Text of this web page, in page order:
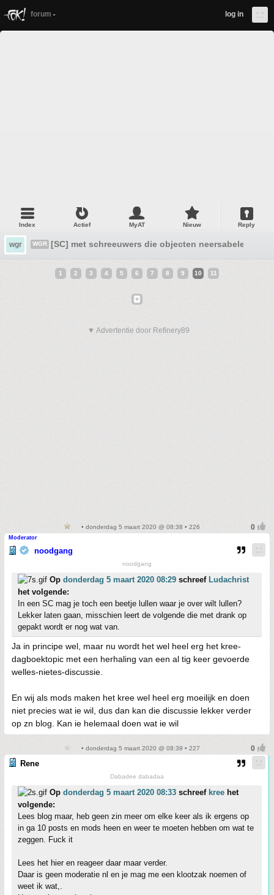
forum log in
Index Actief MyAT Nieuw Reply
wgr WGR [SC] met schreeuwers die objecten neersabelen
1 2 3 4 5 6 7 8 9 10 11
▼ Advertentie door Refinery89
• donderdag 5 maart 2020 @ 08:38 • 226
Moderator
noodgang
noodgang
Op donderdag 5 maart 2020 08:29 schreef Ludachrist
het volgende:
In een SC mag je toch een beetje lullen waar je over wilt lullen?
Lekker laten gaan, misschien leert de volgende die met drank op
gepakt wordt er nog wat van.
Ja in principe wel, maar nu wordt het wel heel erg het kree-
dagboektopic met een herhaling van een al tig keer gevoerde
welles-nietes-discussie.
En wij als mods maken het kree wel heel erg moeilijk en doen
niet precies wat ie wil, dus dan kan die discussie lekker verder
op zn blog. Kan ie helemaal doen wat ie wil
• donderdag 5 maart 2020 @ 08:39 • 227
Rene
Dabadee dabadaa
Op donderdag 5 maart 2020 08:33 schreef kree het
volgende:
Lees blog maar, heb geen zin meer om elke keer als ik ergens op
in ga 10 posts en mods heen en weer te moeten hebben om wat te
zeggen. Fuck it
Lees het hier en reageer daar maar verder.
Daar is geen moderatie nl en je mag me een klootzak noemen of
weet ik wat,.